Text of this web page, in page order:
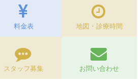
料金表 地図・診療時間
スタッフ募集 お問い合わせ